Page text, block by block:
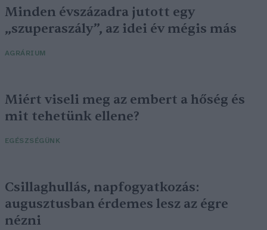
Minden évszázadra jutott egy
„szuperaszály”, az idei év mégis más
AGRÁRIUM
Miért viseli meg az embert a hőség és
mit tehetünk ellene?
EGÉSZSÉGÜNK
Csillaghullás, napfogyatkozás:
augusztusban érdemes lesz az égre
nézni